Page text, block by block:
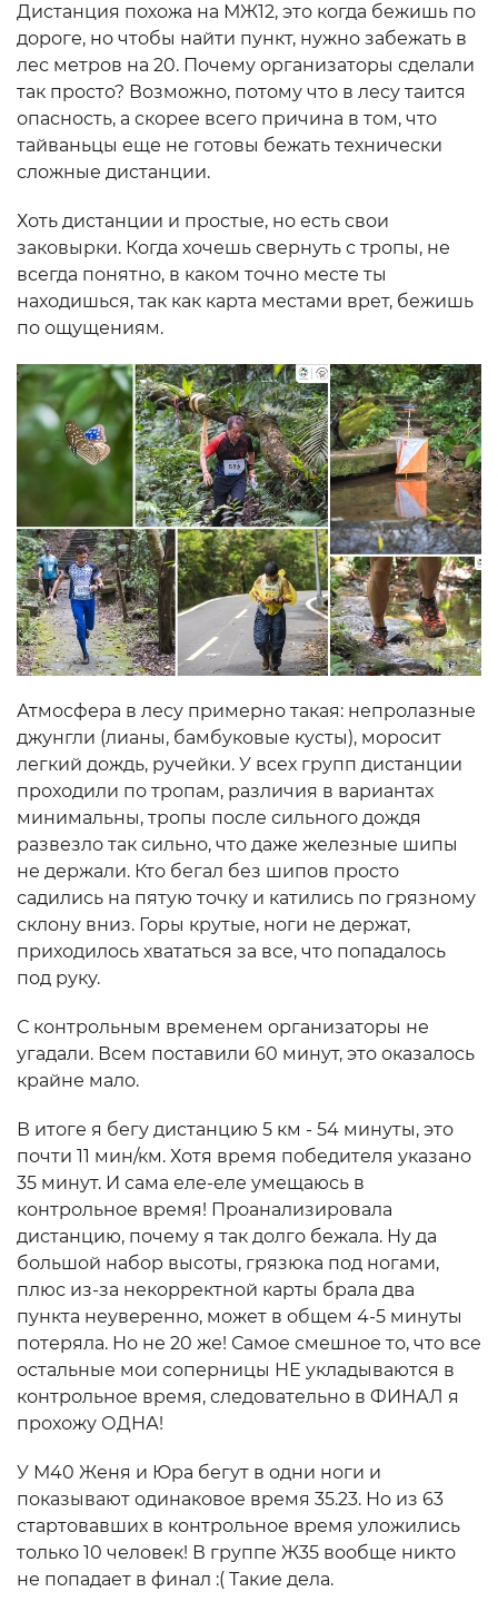
Дистанция похожа на МЖ12, это когда бежишь по
дороге, но чтобы найти пункт, нужно забежать в
лес метров на 20. Почему организаторы сделали
так просто? Возможно, потому что в лесу таится
опасность, а скорее всего причина в том, что
тайваньцы еще не готовы бежать технически
сложные дистанции.
Хоть дистанции и простые, но есть свои
заковырки. Когда хочешь свернуть с тропы, не
всегда понятно, в каком точно месте ты
находишься, так как карта местами врет, бежишь
по ощущениям.
Атмосфера в лесу примерно такая: непролазные
джунгли (лианы, бамбуковые кусты), моросит
легкий дождь, ручейки. У всех групп дистанции
проходили по тропам, различия в вариантах
минимальны, тропы после сильного дождя
развезло так сильно, что даже железные шипы
не держали. Кто бегал без шипов просто
садились на пятую точку и катились по грязному
склону вниз. Горы крутые, ноги не держат,
приходилось хвататься за все, что попадалось
под руку.
С контрольным временем организаторы не
угадали. Всем поставили 60 минут, это оказалось
крайне мало.
В итоге я бегу дистанцию 5 км - 54 минуты, это
почти 11 мин/км. Хотя время победителя указано
35 минут. И сама еле-еле умещаюсь в
контрольное время! Проанализировала
дистанцию, почему я так долго бежала. Ну да
большой набор высоты, грязюка под ногами,
плюс из-за некорректной карты брала два
пункта неуверенно, может в общем 4-5 минуты
потеряла. Но не 20 же! Самое смешное то, что все
остальные мои соперницы НЕ укладываются в
контрольное время, следовательно в ФИНАЛ я
прохожу ОДНА!
У М40 Женя и Юра бегут в одни ноги и
показывают одинаковое время 35.23. Но из 63
стартовавших в контрольное время уложились
только 10 человек! В группе Ж35 вообще никто
не попадает в финал :( Такие дела.